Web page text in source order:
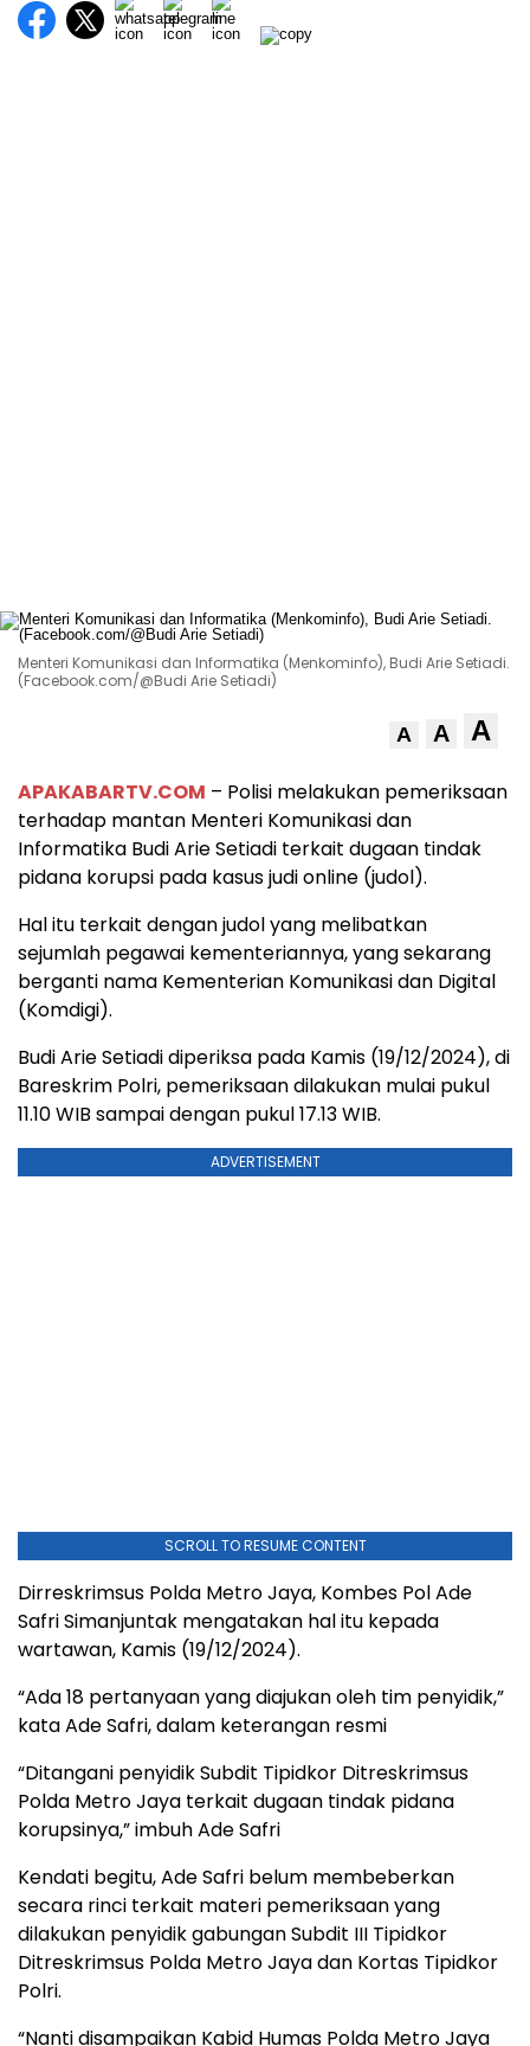
Menteri Komunikasi dan Informatika (Menkominfo), Budi Arie Setiadi.
(Facebook.com/@Budi Arie Setiadi)
A A A
APAKABARTV.COM – Polisi melakukan pemeriksaan
terhadap mantan Menteri Komunikasi dan
Informatika Budi Arie Setiadi terkait dugaan tindak
pidana korupsi pada kasus judi online (judol).
Hal itu terkait dengan judol yang melibatkan
sejumlah pegawai kementeriannya, yang sekarang
berganti nama Kementerian Komunikasi dan Digital
(Komdigi).
Budi Arie Setiadi diperiksa pada Kamis (19/12/2024), di
Bareskrim Polri, pemeriksaan dilakukan mulai pukul
11.10 WIB sampai dengan pukul 17.13 WIB.
ADVERTISEMENT
SCROLL TO RESUME CONTENT
Dirreskrimsus Polda Metro Jaya, Kombes Pol Ade
Safri Simanjuntak mengatakan hal itu kepada
wartawan, Kamis (19/12/2024).
“Ada 18 pertanyaan yang diajukan oleh tim penyidik,”
kata Ade Safri, dalam keterangan resmi
“Ditangani penyidik Subdit Tipidkor Ditreskrimsus
Polda Metro Jaya terkait dugaan tindak pidana
korupsinya,” imbuh Ade Safri
Kendati begitu, Ade Safri belum membeberkan
secara rinci terkait materi pemeriksaan yang
dilakukan penyidik gabungan Subdit III Tipidkor
Ditreskrimsus Polda Metro Jaya dan Kortas Tipidkor
Polri.
“Nanti disampaikan Kabid Humas Polda Metro Jaya